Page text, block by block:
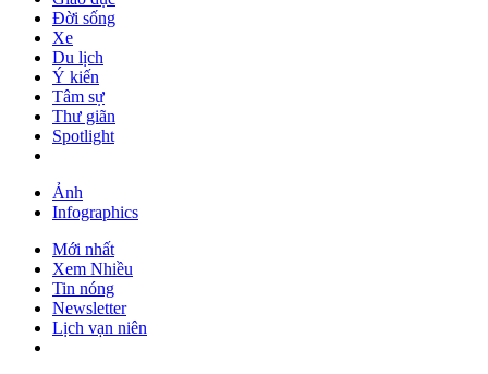
Đời sống
Xe
Du lịch
Ý kiến
Tâm sự
Thư giãn
Spotlight
Ảnh
Infographics
Mới nhất
Xem Nhiều
Tin nóng
Newsletter
Lịch vạn niên